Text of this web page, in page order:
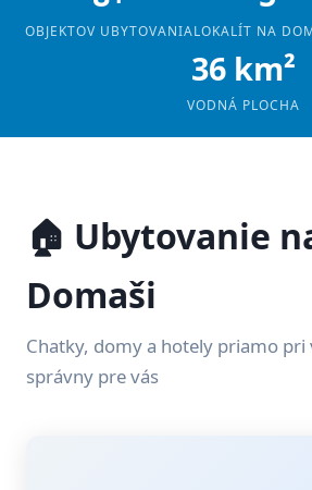
OBJEKTOV UBYTOVANIALOKALÍT NA
36 km²
VODNÁ PLOCHA
🏠 Ubytovanie
Domaši
Chatky, domy a hotely priamo pri
správny pre vás